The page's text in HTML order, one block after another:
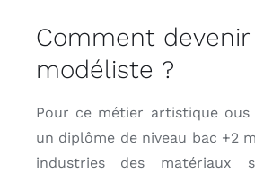
Comment devenir
modéliste ?
Pour ce métier artistique ous
un diplôme de niveau bac +2
industries des matériaux